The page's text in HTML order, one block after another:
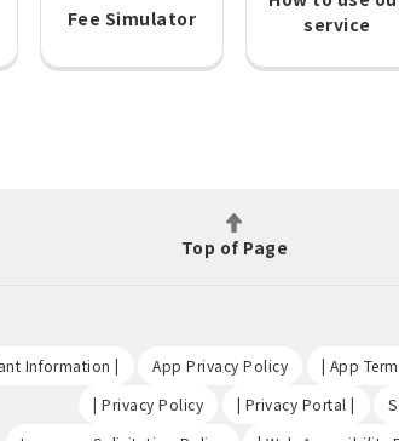
Fee Simulator
service
Top of Page
Information | App Privacy Policy | App
| Privacy Policy | Privacy Portal |